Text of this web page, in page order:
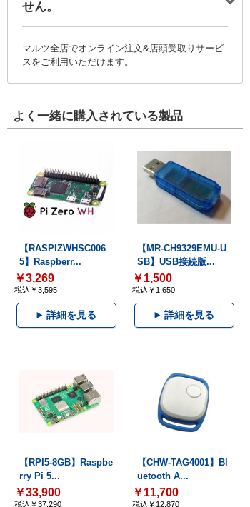
せん。
マルツ全店でオンライン注文&店頭受取りサービ
スをご利用いただけます。
よく一緒に購入されている製品
【RASPIZWHSC006
5】Raspberr...
￥3,269
税込￥3,595
詳細を見る
【MR-CH9329EMU-U
SB】USB接続版...
￥1,500
税込￥1,650
詳細を見る
【RPI5-8GB】Raspbe
rry Pi 5...
￥33,900
税込￥37,290
【CHW-TAG4001】Bl
uetooth A...
￥11,700
税込￥12,870